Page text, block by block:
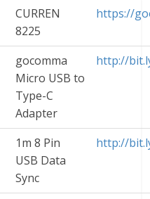
CURREN
8225
https://
gocomma
Micro USB to
Type-C
Adapter
http://
1m 8 Pin
USB Data
Sync
http://